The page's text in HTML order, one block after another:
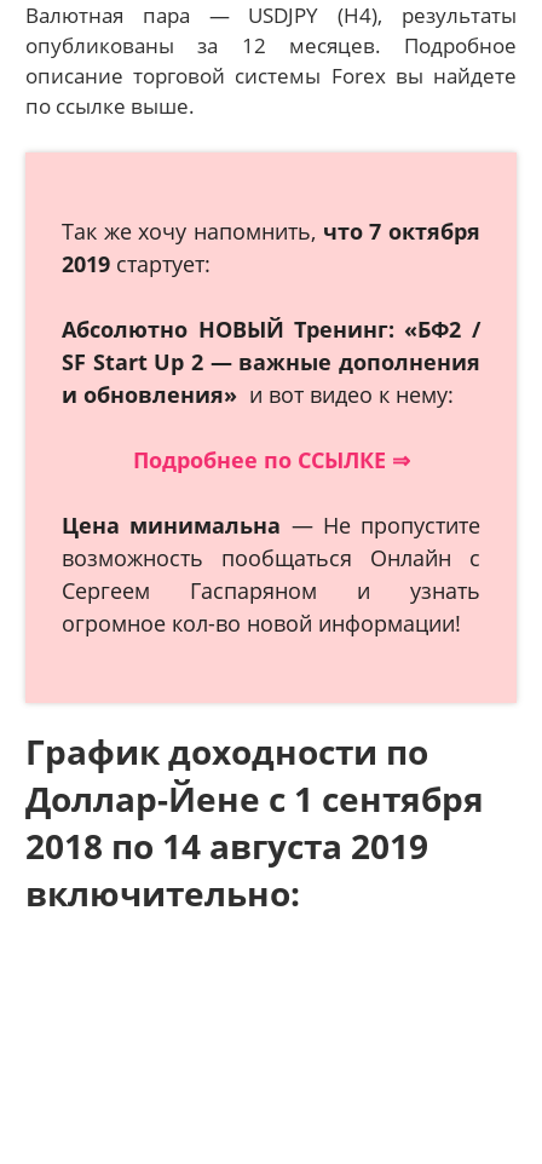
Валютная пара — USDJPY (H4), результаты
опубликованы за 12 месяцев. Подробное
описание торговой системы Forex вы найдете
по ссылке выше.
Так же хочу напомнить, что 7 октября
2019 стартует:
Абсолютно НОВЫЙ Тренинг: «БФ2 /
SF Start Up 2 — важные дополнения
и обновления» и вот видео к нему:
Подробнее по ССЫЛКЕ ⇒
Цена минимальна — Не пропустите
возможность пообщаться Онлайн с
Сергеем Гаспаряном и узнать
огромное кол-во новой информации!
График доходности по
Доллар-Йене с 1 сентября
2018 по 14 августа 2019
включительно: